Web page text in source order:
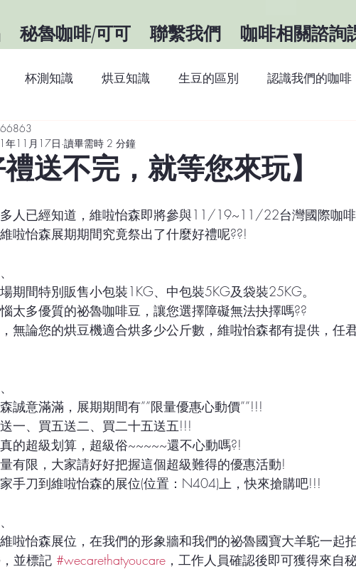
秘魯咖啡/可可 聯繫我們 咖啡相關諮詢
杯測知識 烘豆知識 生豆的區別 認識我們的咖啡
業知識
禮送不完，就等您來玩】
年11月17日 讀畢需時 2 分鐘
人已經知道，維啦怡森即將參與11/19~11/22台灣國際咖
啦怡森展期期間究竟祭出了什麼好禮呢??!
期間特別販售小包裝1KG、中包裝5KG及袋裝25KG。
太多優質的祕魯咖啡豆，讓您選擇障礙無法抉擇嗎??
無論您的烘豆機適合烘多少公斤數，維啦怡森都有提供，任
誠意滿滿，展期期間有””限量優惠心動價””!!!
一、買五送二、買二十五送五!!!
的超級划算，超級俗~~~~~還不心動嗎?!
有限，大家請好好把握這個超級難得的優惠活動!
手刀到維啦怡森的展位(位置：N404)上，快來搶購吧!!!
啦怡森展位，在我們的形象牆和我們的祕魯國寶大羊駝一起
並標記 #wecarethatyoucare ，工作人員確認後即可獲得來自